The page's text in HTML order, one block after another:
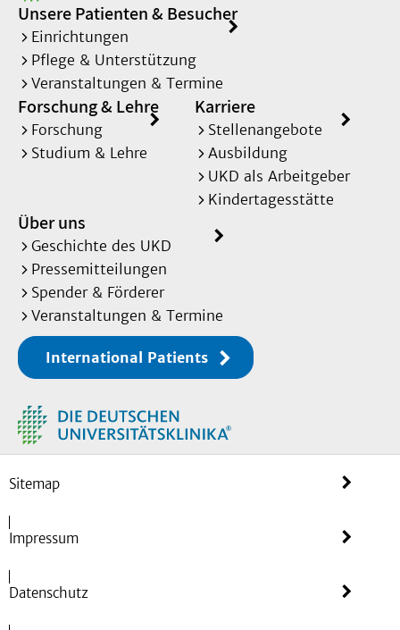
Unsere Patienten & Besucher
Einrichtungen
Pflege & Unterstützung
Veranstaltungen & Termine
Forschung & Lehre
Forschung
Studium & Lehre
Karriere
Stellenangebote
Ausbildung
UKD als Arbeitgeber
Kindertagesstätte
Über uns
Geschichte des UKD
Pressemitteilungen
Spender & Förderer
Veranstaltungen & Termine
International Patients
Sitemap
Impressum
Datenschutz